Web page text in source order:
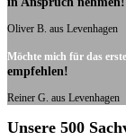
Oliver B. aus Levenhagen
Möchte mich für das
empfehlen!
Reiner G. aus Levenhagen
Unsere 500